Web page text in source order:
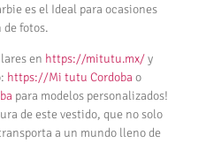
es el Ideal para ocasiones
de fotos.
en https://mitutu.mx/y
https://Mi tutu Cordoba o
para modelos personalizados!
de este vestido, que no solo
a un mundo lleno de